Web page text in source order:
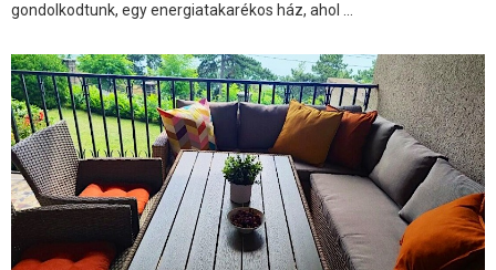
gondolkodtunk, egy energiatakarékos ház, ahol ...